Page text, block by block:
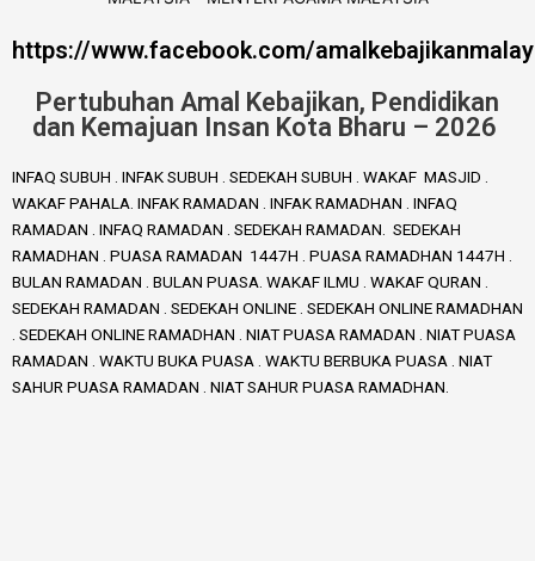
https://www.facebook.com/
Pertubuhan Amal Kebajikan, Pendidikan
dan Kemajuan Insan Kota Bharu – 2026
INFAQ SUBUH . INFAK SUBUH . SEDEKAH SUBUH . WAKAF MASJID .
WAKAF PAHALA. INFAK RAMADAN . INFAK RAMADHAN . INFAQ
RAMADAN . INFAQ RAMADAN . SEDEKAH RAMADAN. SEDEKAH
RAMADHAN . PUASA RAMADAN 1447H . PUASA RAMADHAN 1447H .
BULAN RAMADAN . BULAN PUASA. WAKAF ILMU . WAKAF QURAN .
SEDEKAH RAMADAN . SEDEKAH ONLINE . SEDEKAH ONLINE RAMADHAN
. SEDEKAH ONLINE RAMADHAN . NIAT PUASA RAMADAN . NIAT PUASA
RAMADAN . WAKTU BUKA PUASA . WAKTU BERBUKA PUASA . NIAT
SAHUR PUASA RAMADAN . NIAT SAHUR PUASA RAMADHAN.